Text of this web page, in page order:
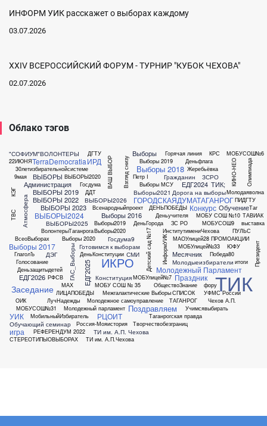
ИНФОРМ УИК расскажет о выборах каждому
03.07.2026
XXIV ВСЕРОССИЙСКИЙ ФОРУМ - ТУРНИР "КУБОК ЧЕХОВА"
02.07.2026
Облако тэгов
"СОФИУМ"
22ИЮНЯ
30летизбирательнойсистеме
9мая
TerraDemocratia
Администрация
Атмосфера
ВАШ ВЫБОР
ВОЛОНТЕРЫ
ВЫБОРЫ
ВЫБОРЫ 2019
ВЫБОРЫ 2022
ВЫБОРЫ 2023
ВЫБОРЫ2020
ВЫБОРЫ2024
ВЫБОРЫ2025
ВЫБОРЫ2026
Взгляд снизу
ВолонтерыТаганрога
Всенародныйпроект
ВсеоВыборах
Выборы
Выборы 2016
Выборы 2017
Выборы 2018
Выборы 2019
Выборы 2020
Выборы МСУ
Выборы2019
Выборы2020
Выборы2021
ГАС_Выборы
ГОРОДСКАЯДУМАТАГАНРОГ
ГлаголЪ
Голосование
Горячая линия
Госдума
Госдума9
Готовимся к выборам
Гражданин
ДГТУ
ДДТ
ДЕНЬПОБЕДЫ
ДЭГ
ДеньГорода
ДеньКонституции
Деньзащитыдетей
Деньучителя
Деньфлага
Детский сад №17
Дорога на выборы
ЕДГ2024
ЕДГ2025
ЕДГ2026
Жеребьёвка
ЗС РО
ЗСРО
Заседание
ИКРО
ИРД
ИнститутимениЧехова
ИнформУИК
КИНО-НЕО
КРС
КЭГ
Конкурс
Конституция
ЛИЦАПОБЕДЫ
ЛучНадежды
МАОУлицей28
МАХ МОБУ СОШ № 35
МОБУ СОШ №10
МОБУСОШ9
МОБУСОШ№31
МОБУСОШ№6
МОБУлицей№33
МОБУлицей№7
Межгалактические Выборы
Месячник
МобильныйИзбиратель
Молодаяволна
Молодежное самоуправление
Молодежный Парламент
Молодежный парламент
Молодыеизбиратели
ОИК
Обучающий семинар
Обучение
ОбществоЗнание
Олимпиада
ПИДГТУ
ПРОМОАКЦИИ
ПУЛЬС
Петр I
Победа80
Поздравляем
Праздник
Президент
РЕФЕРЕНДУМ 2022
РФСВ
РЦОИТ
Россия-Мояистория
СМИ
СПИСОК
СТЕРЕОТИПЫОВЫБОРАХ
ТАВИАК
ТАГАНРОГ
ТВС
ТИ им. А.П. Чехова
ТИ им. А.П.Чехова
ТИК
ТИК;
Таг
Таганрогская правда
Творчествобезграниц
УИК
УФМС России
Учимсявыбирать
Чехов А.П.
ЮФУ
выставка
игра
итоги
фору